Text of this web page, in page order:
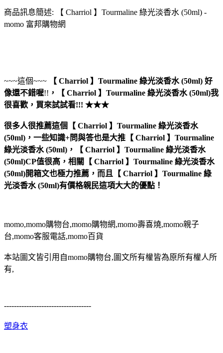
商品訊息簡述: 【 Charriol 】Tourmaline 綠光淡香水 (50ml) -
momo 富邦購物網
~~~這個~~~ 【 Charriol 】Tourmaline 綠光淡香水 (50ml) 好
像還不錯喔!! ， 【 Charriol 】Tourmaline 綠光淡香水 (50ml)我
很喜歡，買來試試看!!! ★★★
很多人很推薦這個【 Charriol 】Tourmaline 綠光淡香水
(50ml)，一些知識+問與答也是大推【 Charriol 】Tourmaline
綠光淡香水 (50ml)，【 Charriol 】Tourmaline 綠光淡香水
(50ml)CP值很高，相關【 Charriol 】Tourmaline 綠光淡香水
(50ml)開箱文也極力推薦，而且【 Charriol 】Tourmaline 綠
光淡香水 (50ml)有價格親民這項大大的優點！
momo,momo購物台,momo購物網,momo壽喜燒,momo親子
台,momo客服電話,momo百貨
本站圖文皆引用自momo購物台,圖文所有權皆為原所有權人所
有,
-----------------------------------
塑身衣